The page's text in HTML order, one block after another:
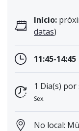
Início:
datas)
11:45-14:45
1 Dia(s)
Sex.
No local: